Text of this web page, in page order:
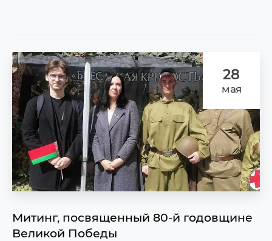
28
мая
Митинг, посвященный 80-й годовщине
Великой Победы